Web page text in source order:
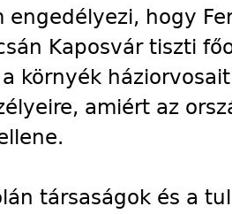
engedélyezi, hogy
Kaposvár tiszti
környék
amiért az
társaságok és a